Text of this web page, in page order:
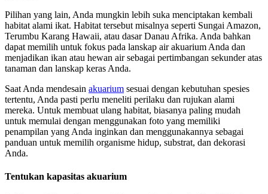
Pilihan yang lain, Anda mungkin lebih suka menciptakan kembali
habitat alami ikat. Habitat tersebut misalnya seperti Sungai Amazon,
Terumbu Karang Hawaii, atau dasar Danau Afrika. Anda bahkan
dapat memilih untuk fokus pada lanskap air akuarium Anda dan
menjadikan ikan atau hewan air sebagai pertimbangan sekunder atas
tanaman dan lanskap keras Anda.
Saat Anda mendesain akuarium sesuai dengan kebutuhan spesies
tertentu, Anda pasti perlu meneliti perilaku dan rujukan alami
mereka. Untuk membuat ulang habitat, biasanya paling mudah
untuk memulai dengan menggunakan foto yang memiliki
penampilan yang Anda inginkan dan menggunakannya sebagai
panduan untuk memilih organisme hidup, substrat, dan dekorasi
Anda.
Tentukan kapasitas akuarium